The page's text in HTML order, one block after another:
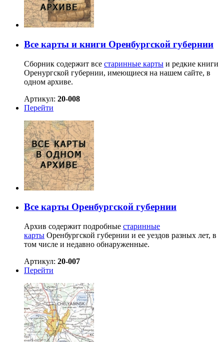
Все карты и книги Оренбургской губернии
Сборник содержит все старинные карты и редкие книги
Оренургской губернии, имеющиеся на нашем сайте, в
одном архиве.
Артикул: 20-008
Перейти
Все карты Оренбургской губернии
Архив содержит подробные старинные
карты Оренбургской губернии и ее уездов разных лет, в
том числе и недавно обнаруженные.
Артикул: 20-007
Перейти